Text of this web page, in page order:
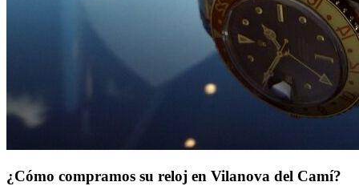
¿Cómo compramos su reloj en Vilanova del Camí?